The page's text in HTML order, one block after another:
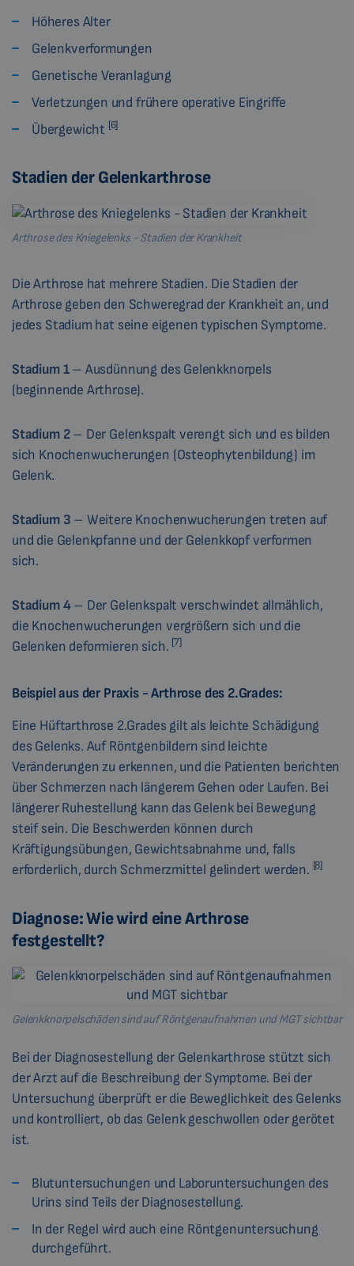
Höheres Alter
Gelenkverformungen
Genetische Veranlagung
Verletzungen und frühere operative Eingriffe
Übergewicht [6]
Stadien der Gelenkarthrose
Arthrose des Kniegelenks - Stadien der Krankheit
Die Arthrose hat mehrere Stadien. Die Stadien der
Arthrose geben den Schweregrad der Krankheit an, und
jedes Stadium hat seine eigenen typischen Symptome.
Stadium 1– Ausdünnung des Gelenkknorpels
(beginnende Arthrose).
Stadium 2– Der Gelenkspalt verengt sich und es bilden
sich Knochenwucherungen (Osteophytenbildung) im
Gelenk.
Stadium 3 – Weitere Knochenwucherungen treten auf
und die Gelenkpfanne und der Gelenkkopf verformen
sich.
Stadium 4– Der Gelenkspalt verschwindet allmählich,
die Knochenwucherungen vergrößern sich und die
Gelenken deformieren sich. [7]
Beispiel aus der Praxis - Arthrose des 2.Grades:
Eine Hüftarthrose 2.Grades gilt als leichte Schädigung
des Gelenks. Auf Röntgenbildern sind leichte
Veränderungen zu erkennen, und die Patienten berichten
über Schmerzen nach längerem Gehen oder Laufen. Bei
längerer Ruhestellung kann das Gelenk bei Bewegung
steif sein. Die Beschwerden können durch
Kräftigungsübungen, Gewichtsabnahme und, falls
erforderlich, durch Schmerzmittel gelindert werden. [8]
Diagnose: Wie wird eine Arthrose
festgestellt?
Gelenkknorpelschäden sind auf Röntgenaufnahmen und MGT sichtbar
Bei der Diagnosestellung der Gelenkarthrose stützt sich
der Arzt auf die Beschreibung der Symptome. Bei der
Untersuchung überprüft er die Beweglichkeit des Gelenks
und kontrolliert, ob das Gelenk geschwollen oder gerötet
ist.
Blutuntersuchungen und Laboruntersuchungen des
Urins sind Teils der Diagnosestellung.
In der Regel wird auch eine Röntgenuntersuchung
durchgeführt.